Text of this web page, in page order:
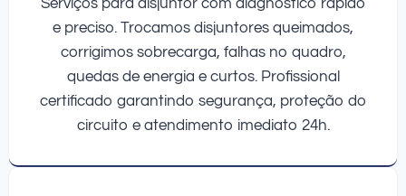
e preciso. Trocamos disjuntores queimados,
corrigimos sobrecarga, falhas no quadro,
quedas de energia e curtos. Profissional
certificado garantindo segurança, proteção do
circuito e atendimento imediato 24h.